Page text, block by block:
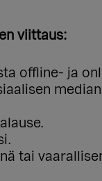
viittaus:
offline- ja
tai